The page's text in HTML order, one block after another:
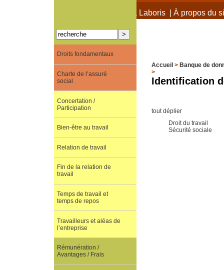
À propos de Terra Laboris| À propos du
Accueil > Banque de
>
Identification
tout déplier
Droit du travail
Sécurité sociale
Droits fondamentaux
Charte de l’assuré
social
Concertation /
Participation
Bien-être au travail
Relation de travail
Fin de la relation de
travail
Temps de travail et
temps de repos
Travailleurs et aléas de
l’entreprise
Rémunération /
Avantages / Frais